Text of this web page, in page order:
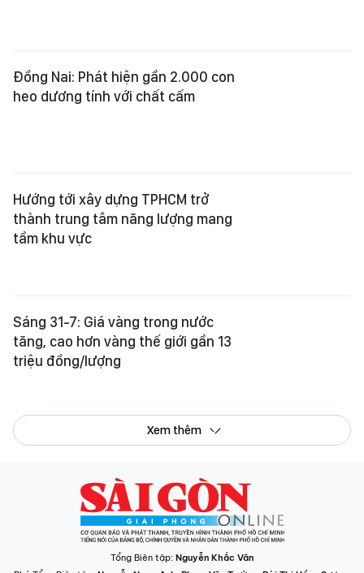
Đồng Nai: Phát hiện gần 2.000 con
heo dương tính với chất cấm
Hướng tới xây dựng TPHCM trở
thành trung tâm năng lượng mang
tầm khu vực
Sáng 31-7: Giá vàng trong nước
tăng, cao hơn vàng thế giới gần 13
triệu đồng/lượng
Xem thêm
Tổng Biên tập: Nguyễn Khắc Văn